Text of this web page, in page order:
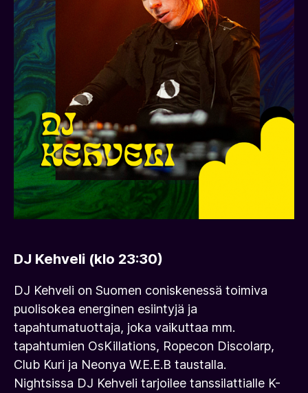
DJ Kehveli (klo 23:30)
DJ Kehveli on Suomen coniskenessä toimiva
puolisokea energinen esiintyjä ja
tapahtumatuottaja, joka vaikuttaa mm.
tapahtumien OsKillations, Ropecon Discolarp,
Club Kuri ja Neonya W.E.E.B taustalla.
Nightsissa DJ Kehveli tarjoilee tanssilattialle K-